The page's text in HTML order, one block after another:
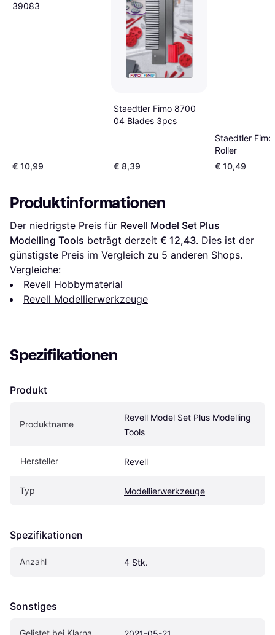
39083
€ 10,99
Staedtler Fimo 8700
04 Blades 3pcs
€ 8,39
Staedtler
Roller
€ 10,49
Produktinformationen
Der niedrigste Preis für Revell Model Set Plus
Modelling Tools beträgt derzeit € 12,43. Dies ist der
günstigste Preis im Vergleich zu 5 anderen Shops.
Vergleiche:
Revell Hobbymaterial
Revell Modellierwerkzeuge
Spezifikationen
Produkt
Produktname
Revell Model Set Plus Modelling
Tools
Hersteller Revell
Typ Modellierwerkzeuge
Spezifikationen
Anzahl 4 Stk.
Sonstiges
Gelistet bei Klarna